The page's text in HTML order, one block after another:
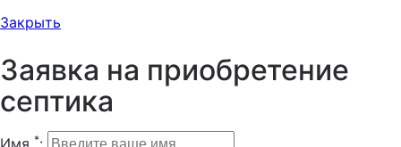
Закрыть
Заявка на приобретение
септика
*